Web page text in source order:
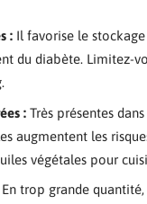
: Il favorise le
du diabète. Limitez-
: Très présentes
augmentent les
végétales pour
En trop grande